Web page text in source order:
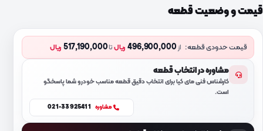
قیمت و وضعیت قطعه
قیمت حدودی قطعه: از496,900,000 ریالتا517,190,000 ریال
مشاوره در انتخاب قطعه
کارشناس فنی مای کیا برای انتخاب دقیق قطعه مناسب خودرو شما پاسخگو
است.
مشاوره 021-33925411